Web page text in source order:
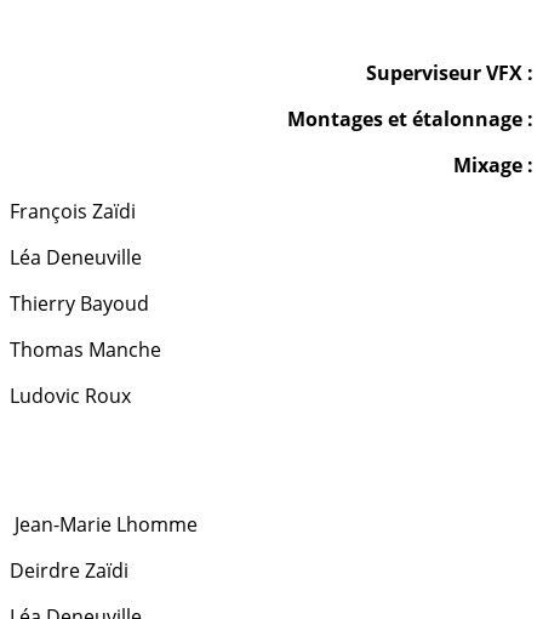
Superviseur VFX :
Montages et étalonnage :
Mixage :
François Zaïdi
Léa Deneuville
Thierry Bayoud
Thomas Manche
Ludovic Roux
Jean-Marie Lhomme
Deirdre Zaïdi